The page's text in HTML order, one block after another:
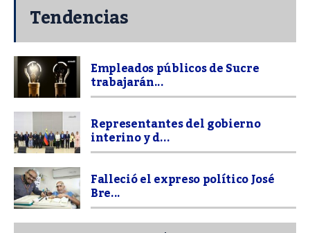
Tendencias
Empleados públicos de Sucre
trabajarán...
Representantes del gobierno
interino y d...
Falleció el expreso político José
Bre...